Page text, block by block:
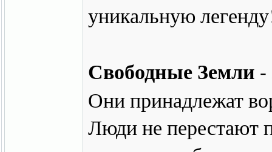
уникальную
Свободные Земли -
Они принадлежат
Люди не перестают